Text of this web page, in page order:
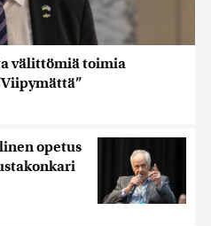
välittömiä toimia
opetus